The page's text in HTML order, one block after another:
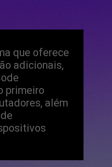
que oferece
adicionais,
primeiro
além